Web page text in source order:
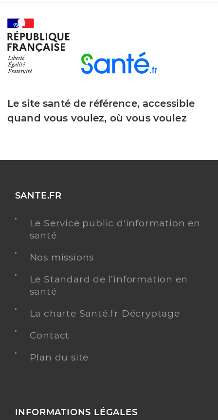
Le site santé de référence, accessible
quand vous voulez, où vous voulez
SANTE.FR
Le Service public d'information en
santé
Nos missions
Le Standard de l’information en
santé
La charte Santé.fr Décryptage
Contact
Plan du site
INFORMATIONS LÉGALES